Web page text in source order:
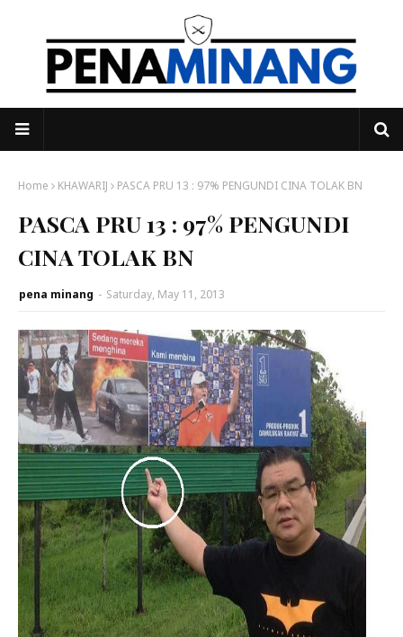
Home KHAWARIJ PASCA PRU 13 : 97% PENGUNDI CINA TOLAK BN
PASCA PRU 13 : 97% PENGUNDI
CINA TOLAK BN
pena minang - Saturday, May 11, 2013